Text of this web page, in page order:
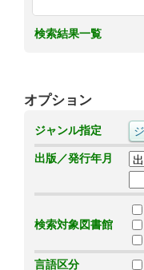
検索結果一覧
オプション
ジャンル指定
出版／発行年月
検索対象図書館
言語区分